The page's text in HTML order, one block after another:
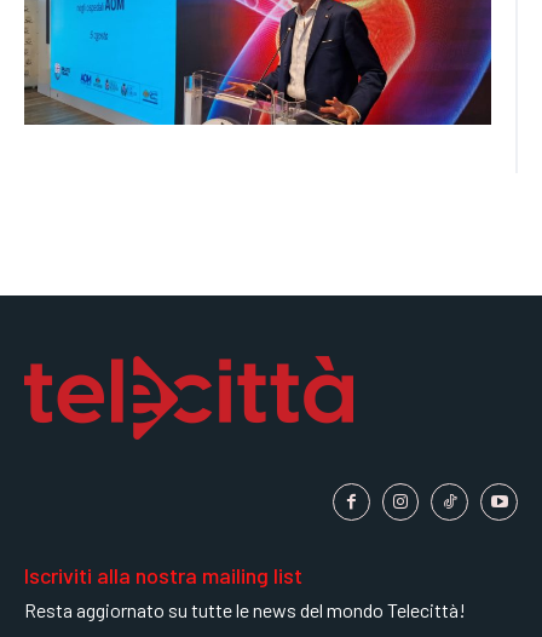
Iscriviti alla nostra mailing list
Resta aggiornato su tutte le news del mondo Telecittà!